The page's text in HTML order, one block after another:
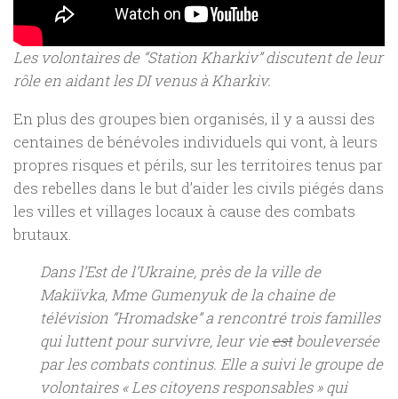
Les volontaires de “Station Kharkiv” discutent de leur
rôle en aidant les DI venus à Kharkiv.
En plus des groupes bien organisés, il y a aussi des
centaines de bénévoles individuels qui vont, à leurs
propres risques et périls, sur les territoires tenus par
des rebelles dans le but d’aider les civils piégés dans
les villes et villages locaux à cause des combats
brutaux.
Dans l’Est de l’Ukraine, près de la ville de
Makiïvka, Mme Gumenyuk de la chaine de
télévision “Hromadske” a rencontré trois familles
qui luttent pour survivre, leur vieestbouleversée
par les combats continus. Elle a suivi le groupe de
volontaires « Les citoyens responsables » qui